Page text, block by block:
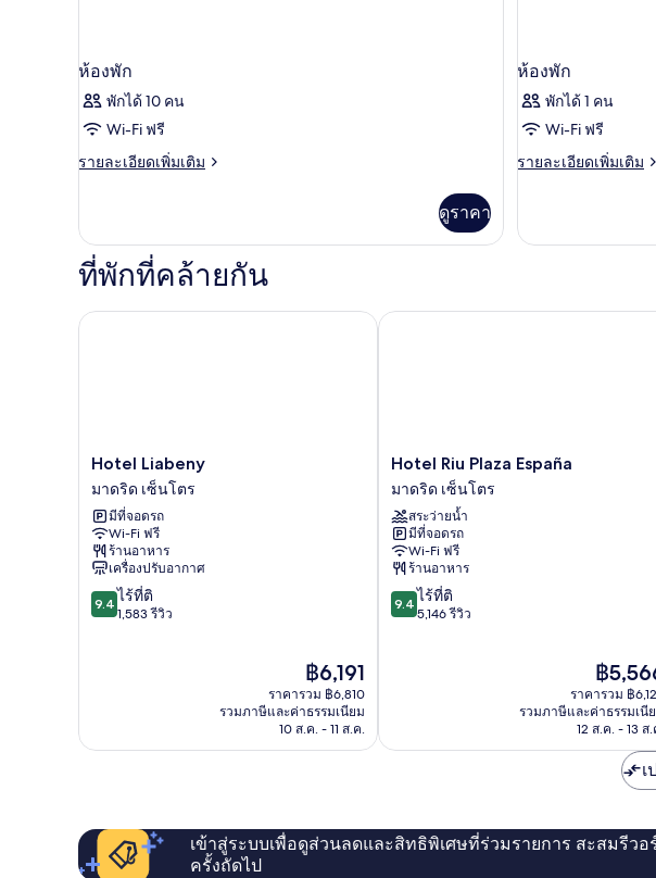
ห้องพัก
พักได้ 10 คน
Wi-Fi ฟรี
รายละเอียดเพิ่มเติม
ราย
เกี่ยว
กับ
ห้อง
ดูราคา
ห้องพัก
พักได้ 1 คน
Wi-Fi ฟรี
รายละเอียดเพิ่มเติม
ราย
เกี่ยว
ที่พักที่คล้ายกัน
Hotel
Liabeny
มาดริด
เซ็น
โตร
Hotel Liabeny
มาดริด เซ็นโตร
มีที่จอดรถ
Wi-Fi ฟรี
ร้านอาหาร
เครื่องปรับอากาศ
9.4
จาก
9.4 ไร้ที่ติ
1,583 รีวิว
ราคา
ปัจจุบัน
คือ
฿6,191
฿6,191
ราคารวม ฿6,810
รวมภาษีและค่าธรรมเนียม
10 ส.ค. - 11 ส.ค.
Hotel Liabeny
Hotel
Plaza
España
มาดริด
เซ็น
โตร
Hotel Riu Plaza España
มาดริด เซ็นโตร
สระว่ายน้ำ
มีที่จอดรถ
Wi-Fi ฟรี
ร้านอาหาร
9.4
จาก
9.4 ไร้ที่ติ
5,146 รีวิว
ราคา
ปัจจุบัน
คือ
฿5,566
฿
ราคารวม ฿
รวมภาษีและค่าธรรมเนี
12 ส.ค. - 13 ส
Hotel Riu Plaza España
เข้าสู่ระบบเพื่อดูส่วนลดและสิทธิพิเศษที่ร่วมรายการ สะสมรีวอ
ครั้งถัดไป